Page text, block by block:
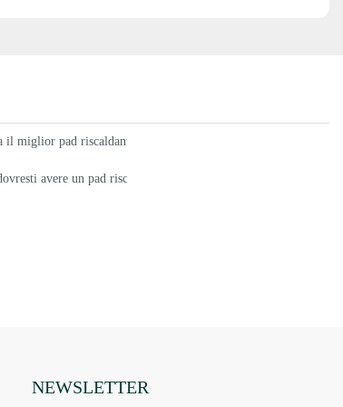
il miglior pad riscaldante per tutto il corpo a questi prezzi
avere un pad riscaldante per tutto il corpo?
NEWSLETTER